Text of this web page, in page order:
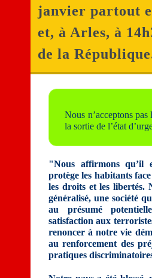
janvier partout
et, à Arles, à
de la
Nous n’acceptons
la sortie de l’état
"Nous affirmons qu’il
protège les habitants
les droits et les libertés.
généralisé, une société
au présumé
satisfaction aux
renoncer à notre vie
au renforcement des
pratiques